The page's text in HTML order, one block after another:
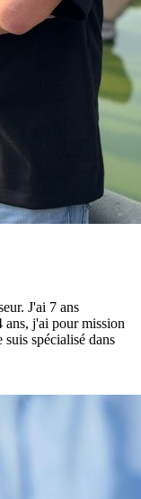
J'ai 7 ans
ans, j'ai pour mission
suis spécialisé dans